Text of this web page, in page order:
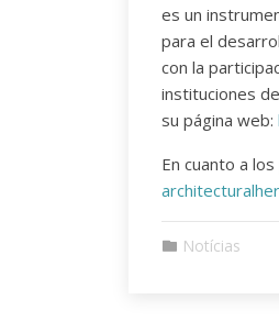
es un
para el
con la
instituciones
su página web:
En cuanto a
Notícias